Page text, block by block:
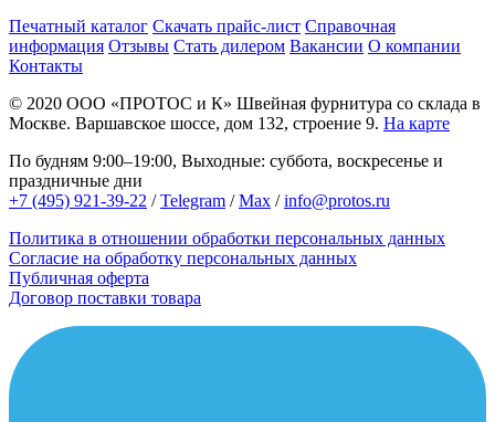
Печатный каталог Скачать прайс-лист Справочная
информация Отзывы Стать дилером Вакансии О компании
Контакты
© 2020 ООО «ПРОТОС и К» Швейная фурнитура со склада в
Москве. Варшавское шоссе, дом 132, строение 9. На карте
По будням 9:00–19:00, Выходные: суббота, воскресенье и
праздничные дни
+7 (495) 921-39-22 /Telegram /Max /info@protos.ru
Политика в отношении обработки персональных данных
Согласие на обработку персональных данных
Публичная оферта
Договор поставки товара